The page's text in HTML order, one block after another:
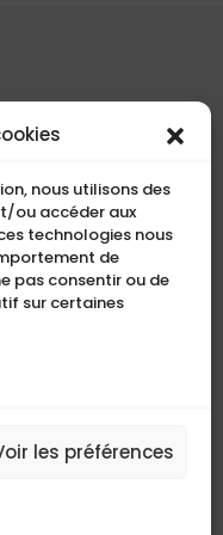
nous utilisons des
ou accéder aux
technologies nous
de
pas consentir ou de
sur certaines
les préférences
Croizat
Val